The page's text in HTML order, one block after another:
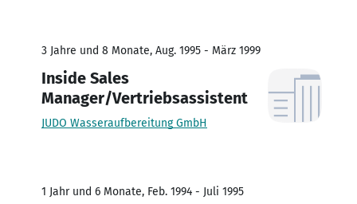
3 Jahre und 8 Monate, Aug. 1995 - März 1999
Inside Sales
Manager/Vertriebsassistent
JUDO Wasseraufbereitung GmbH
1 Jahr und 6 Monate, Feb. 1994 - Juli 1995